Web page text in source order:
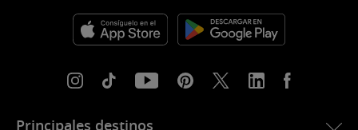
Principales destinos